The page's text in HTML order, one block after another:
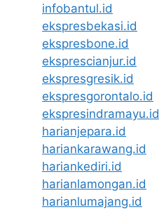
infobantul.id
ekspresbekasi.id
ekspresbone.id
eksprescianjur.id
ekspresgresik.id
ekspresgorontalo.id
ekspresindramayu.id
harianjepara.id
hariankarawang.id
hariankediri.id
harianlamongan.id
harianlumajang.id